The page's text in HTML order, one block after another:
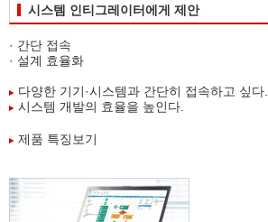
시스템 인티그레이터에게 제안
· 간단 접속
· 설계 효율화
다양한 기기·시스템과 간단히 접속하고 싶다.
시스템 개발의 효율을 높인다.
제품 특징보기